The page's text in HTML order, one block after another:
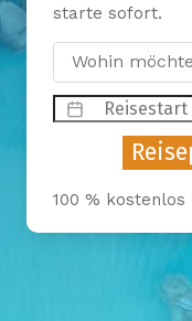
starte sofort.
Website
Titel
Startdatum
100 % kostenlos